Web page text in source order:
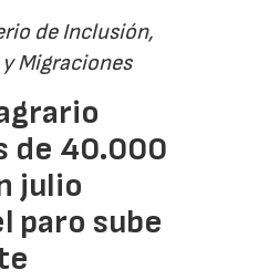
de Inclusión,
Migraciones
de 40.000
julio
paro sube